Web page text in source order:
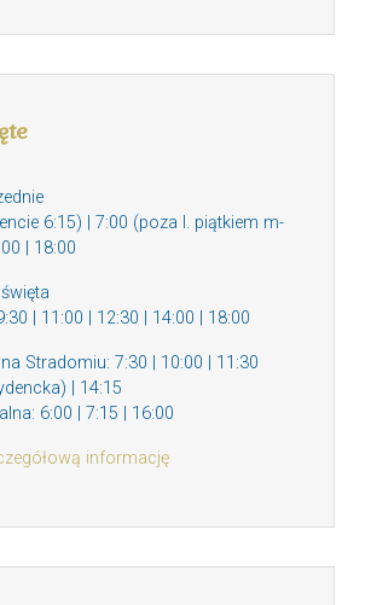
6:15) | 7:00 (poza I. piątkiem m-
| 18:00
| 11:00 | 12:30 | 14:00 | 18:00
Stradomiu: 7:30 | 10:00 | 11:30
| 14:15
6:00 | 7:15 | 16:00
informację